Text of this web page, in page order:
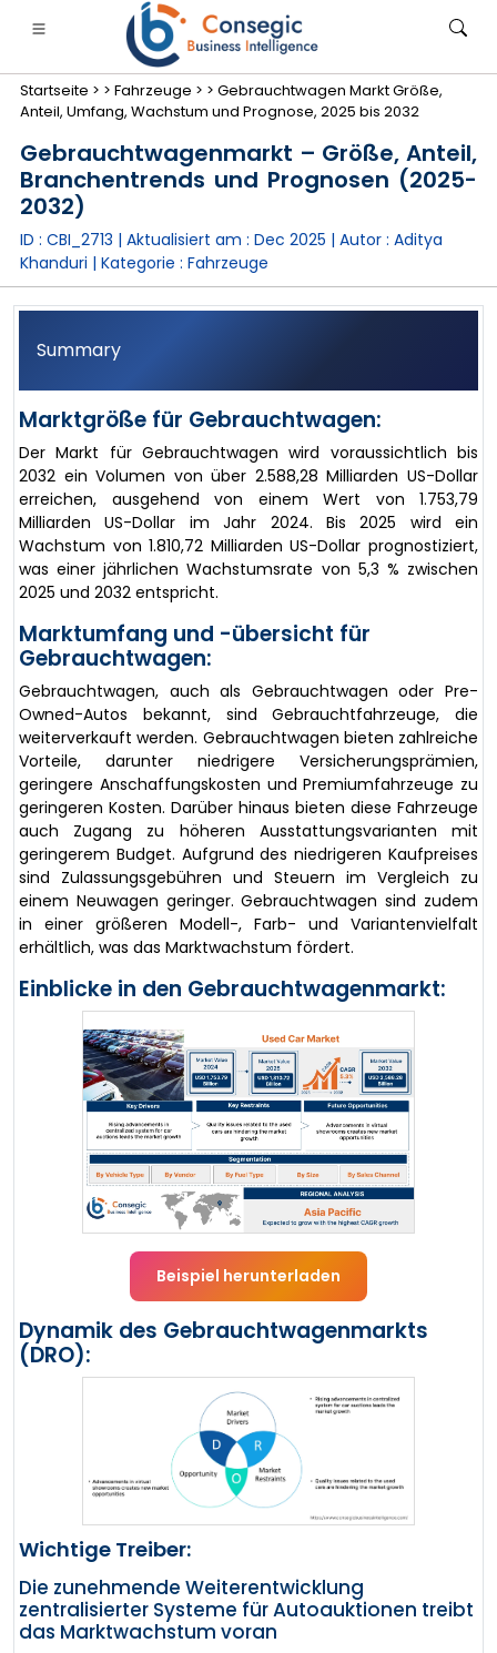
Finanzdienstleistungen und Versicherungen
• Fallstudien
Startseite > > Fahrzeuge > > Gebrauchtwagen Markt Größe,
Anteil, Umfang, Wachstum und Prognose, 2025 bis 2032
Gebrauchtwagenmarkt – Größe, Anteil,
Branchentrends und Prognosen (2025-
2032)
ID : CBI_2713 | Aktualisiert am : Dec 2025 | Autor : Aditya
Khanduri | Kategorie : Fahrzeuge
Summary
Marktgröße für Gebrauchtwagen:
Der Markt für Gebrauchtwagen wird voraussichtlich bis
2032 ein Volumen von über 2.588,28 Milliarden US-Dollar
erreichen, ausgehend von einem Wert von 1.753,79
Milliarden US-Dollar im Jahr 2024. Bis 2025 wird ein
Wachstum von 1.810,72 Milliarden US-Dollar prognostiziert,
was einer jährlichen Wachstumsrate von 5,3 % zwischen
2025 und 2032 entspricht.
Marktumfang und -übersicht für
Gebrauchtwagen:
Gebrauchtwagen, auch als Gebrauchtwagen oder Pre-
Owned-Autos bekannt, sind Gebrauchtfahrzeuge, die
weiterverkauft werden. Gebrauchtwagen bieten zahlreiche
Vorteile, darunter niedrigere Versicherungsprämien,
geringere Anschaffungskosten und Premiumfahrzeuge zu
geringeren Kosten. Darüber hinaus bieten diese Fahrzeuge
auch Zugang zu höheren Ausstattungsvarianten mit
geringerem Budget. Aufgrund des niedrigeren Kaufpreises
sind Zulassungsgebühren und Steuern im Vergleich zu
einem Neuwagen geringer. Gebrauchtwagen sind zudem
in einer größeren Modell-, Farb- und Variantenvielfalt
erhältlich, was das Marktwachstum fördert.
Einblicke in den Gebrauchtwagenmarkt:
Beispiel herunterladen
Dynamik des Gebrauchtwagenmarkts
(DRO):
Wichtige Treiber:
Die zunehmende Weiterentwicklung
zentralisierter Systeme für Autoauktionen treibt
das Marktwachstum voran